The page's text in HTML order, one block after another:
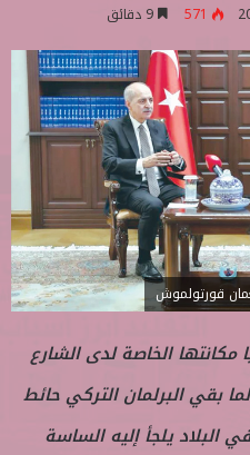
571
قورتولموش
الخاصة لدى الشارع
بقي البرلمان التركي حائط
البلاد يلجأ إليه الساسة